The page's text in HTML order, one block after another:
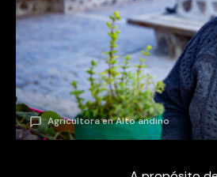
Agricultora en Alto andino